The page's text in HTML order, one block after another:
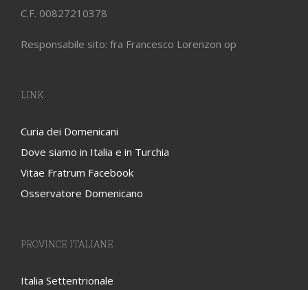
C.F. 00827210378
Responsabile sito: fra Francesco Lorenzon op
LINK
Curia dei Domenicani
Dove siamo in Italia e in Turchia
Vitae Fratrum Facebook
Osservatore Domenicano
PROVINCE ITALIANE
Italia Settentrionale